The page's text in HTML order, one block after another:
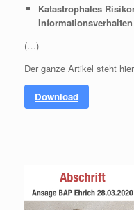
Katastrophales
Informationsverhalten
(…)
Der ganze Artikel steht
Download